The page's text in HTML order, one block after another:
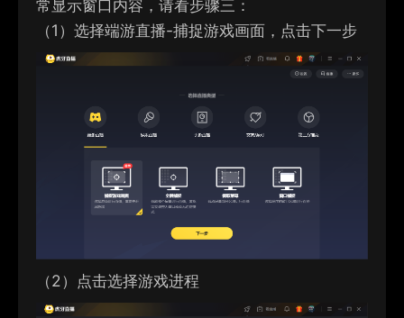
常显示窗口内容，请看步骤三 ：
（1）选择端游直播-捕捉游戏画面，点击下一步
（2） 点击选择游戏进程